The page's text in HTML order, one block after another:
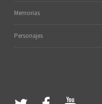
Memorias
Personajes